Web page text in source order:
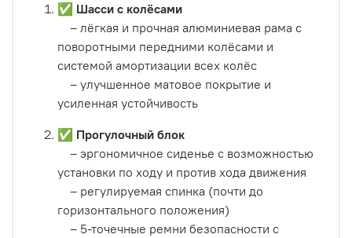
✅ Шасси с колёсами
– лёгкая и прочная алюминиевая рама с
поворотными передними колёсами и
системой амортизации всех колёс
– улучшенное матовое покрытие и
усиленная устойчивость
✅ Прогулочный блок
– эргономичное сиденье с возможностью
установки по ходу и против хода движения
– регулируемая спинка (почти до
горизонтального положения)
– 5-точечные ремни безопасности с